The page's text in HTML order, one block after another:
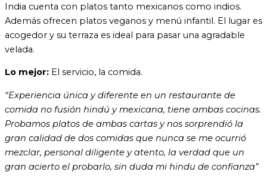
India cuenta con platos tanto mexicanos como indios.
Además ofrecen platos veganos y menú infantil. El lugar es
acogedor y su terraza es ideal para pasar una agradable
velada.
Lo mejor: El servicio, la comida.
“Experiencia única y diferente en un restaurante de
comida no fusión hindú y mexicana, tiene ambas cocinas.
Probamos platos de ambas cartas y nos sorprendió la
gran calidad de dos comidas que nunca se me ocurrió
mezclar, personal diligente y atento, la verdad que un
gran acierto el probarlo, sin duda mi hindu de confianza”